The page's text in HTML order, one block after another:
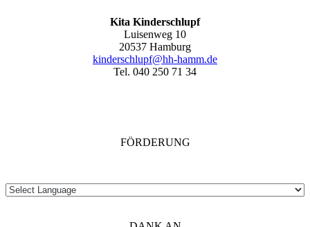
Kita Kinderschlupf
Luisenweg 10
20537 Hamburg
kinderschlupf@hh-hamm.de
Tel. 040 250 71 34
FÖRDERUNG